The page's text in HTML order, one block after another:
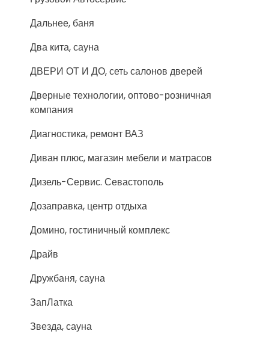
Дальнее, баня
Два кита, сауна
ДВЕРИ ОТ И ДО, сеть салонов дверей
Дверные технологии, оптово-розничная
компания
Диагностика, ремонт ВАЗ
Диван плюс, магазин мебели и матрасов
Дизель-Сервис. Севастополь
Дозаправка, центр отдыха
Домино, гостиничный комплекс
Драйв
Дружбаня, сауна
ЗапЛатка
Звезда, сауна